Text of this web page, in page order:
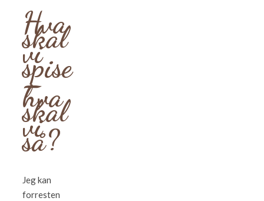
Hva
skal
vi
spise
–
hva
skal
vi
så?
Jeg kan
forresten